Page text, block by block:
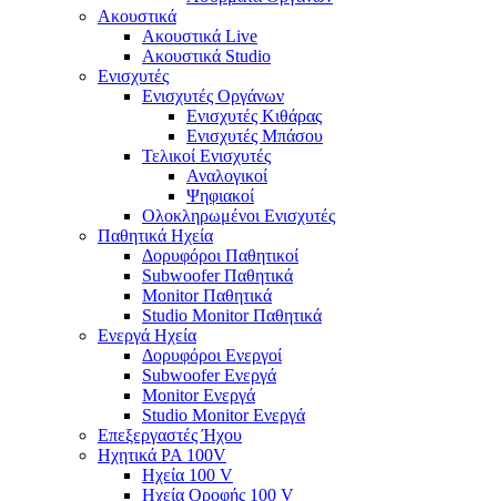
Ακουστικά
Ακουστικά Live
Ακουστικά Studio
Ενισχυτές
Ενισχυτές Οργάνων
Ενισχυτές Κιθάρας
Ενισχυτές Μπάσου
Τελικοί Ενισχυτές
Αναλογικοί
Ψηφιακοί
Ολοκληρωμένοι Ενισχυτές
Παθητικά Ηχεία
Δορυφόροι Παθητικοί
Subwoofer Παθητικά
Monitor Παθητικά
Studio Monitor Παθητικά
Ενεργά Ηχεία
Δορυφόροι Ενεργοί
Subwoofer Ενεργά
Monitor Ενεργά
Studio Monitor Ενεργά
Επεξεργαστές Ήχου
Ηχητικά PA 100V
Ηχεία 100 V
Ηχεία Οροφής 100 V